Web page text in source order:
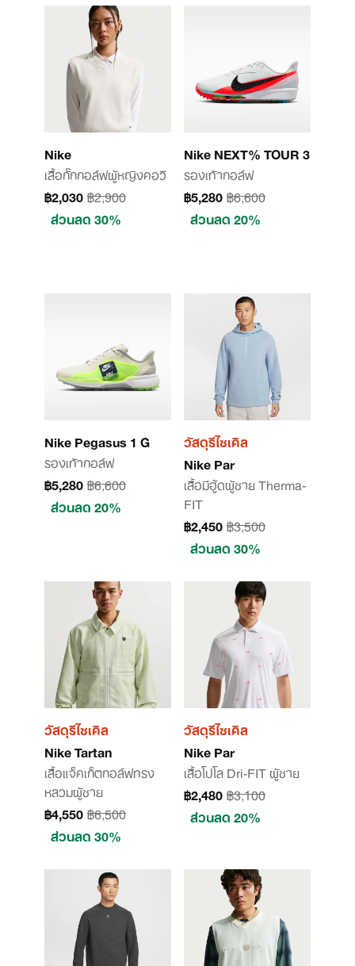
Nike
เสื้อกั๊กกอล์ฟผู้หญิงคอวี
฿2,030฿2,900
ส่วนลด 30%
Nike NEXT% TOUR 3
รองเท้ากอล์ฟ
฿5,280฿6,600
ส่วนลด 20%
Nike Pegasus 1 G
รองเท้ากอล์ฟ
฿5,280฿6,600
ส่วนลด 20%
วัสดุรีไซเคิล
Nike Par
เสื้อมีฮู้ดผู้ชาย Therma-
FIT
฿2,450฿3,500
ส่วนลด 30%
วัสดุรีไซเคิล
Nike Tartan
เสื้อแจ็คเก็ตกอล์ฟทรง
หลวมผู้ชาย
฿4,550฿6,500
ส่วนลด 30%
วัสดุรีไซเคิล
Nike Par
เสื้อโปโล Dri-FIT ผู้ชาย
฿2,480฿3,100
ส่วนลด 20%